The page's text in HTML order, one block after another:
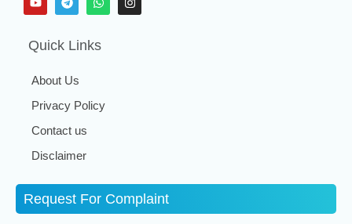
Quick Links
About Us
Privacy Policy
Contact us
Disclaimer
Request For Complaint